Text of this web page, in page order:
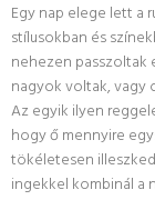
Egy nap elege lett a
stílusokban és
nehezen passzoltak
nagyok voltak, vagy
Az egyik ilyen
hogy ő mennyire
tökéletesen
ingekkel kombinál a